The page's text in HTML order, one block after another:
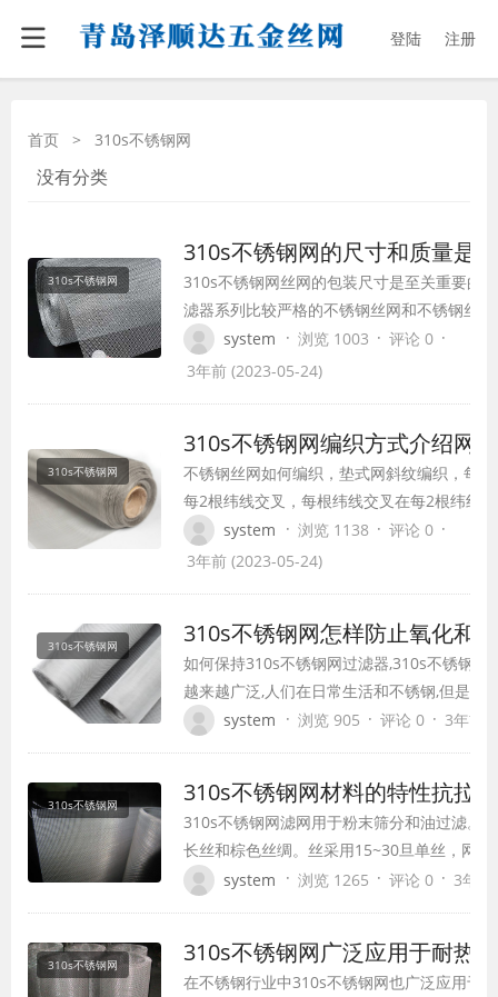
登陆 注册
首页 > 310s不锈钢网
没有分类
310s不锈钢网
310s不锈钢网的尺寸和质量是
310s不锈钢网丝网的包装尺寸是至关重要的
滤器系列比较严格的不锈钢丝网和不锈钢丝
时候客户都是给出详细的图纸尺寸，直径和
上给出一定的误差值，但是大部分时间的误
滤…
system · 浏览 1003 · 评论 0 ·
3年前 (2023-05-24)
310s不锈钢网
310s不锈钢网编织方式介绍网
不锈钢丝网如何编织，垫式网斜纹编织，每
每2根纬线交叉，每根纬线交叉在每2根纬线
法。经纱和纬纱的丝径不同，目数也不同，
密，纬纱粗细。长度方向为经纱，宽度方向
system · 浏览 1138 · 评论 0 ·
3年前 (2023-05-24)
310s不锈钢网 310s不锈钢网怎样防止氧化和
如何保持310s不锈钢网过滤器,310s不锈钢网
越来越广泛,人们在日常生活和不锈钢,但是很
锈钢,不锈钢保护和维护知之甚少。 许多人认
system · 浏览 905 · 评论 0 · 3年前
310s不锈钢网 310s不锈钢网材料的特性抗拉
310s不锈钢网滤网用于粉末筛分和油过滤。
长丝和棕色丝绸。丝采用15~30旦单丝，网
织物织造可采用全捻纱、方扁纱和条纹纱。
0.55…
system · 浏览 1265 · 评论 0 · 3年
310s不锈钢网 310s不锈钢网广泛应用于耐热
在不锈钢行业中310s不锈钢网也广泛应用于